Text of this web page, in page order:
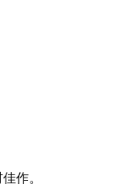
作。